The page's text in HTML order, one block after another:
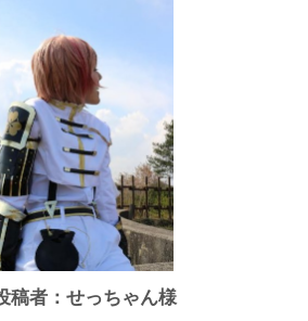
稿者：せっちゃん様